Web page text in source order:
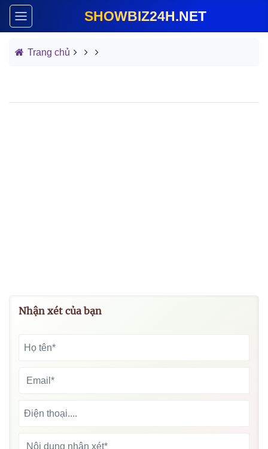
SHOWBIZ24H.NET
Trang chủ
Nhận xét của bạn